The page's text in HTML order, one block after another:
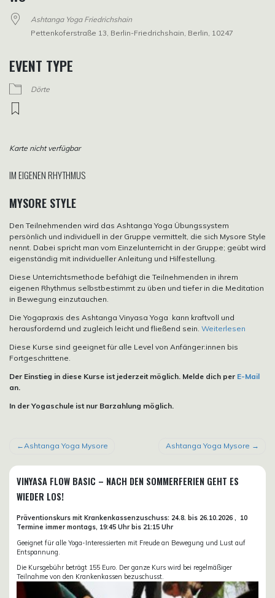
Ashtanga Yoga Friedrichshain
Pettenkoferstraße 13, Berlin-Friedrichshain, Berlin, 10247
EVENT TYPE
Dörte
Karte nicht verfügbar
IM EIGENEN RHYTHMUS
MYSORE STYLE
Den Teilnehmenden wird das Ashtanga Yoga Übungssystem
persönlich und individuell in der Gruppe vermittelt, die sich Mysore Style
nennt. Dabei spricht man vom Einzelunterricht in der Gruppe; geübt wird
eigenständig mit individueller Anleitung und Hilfestellung.
Diese Unterrichtsmethode befähigt die Teilnehmenden in ihrem
eigenen Rhythmus selbstbestimmt zu üben und tiefer in die Meditation
in Bewegung einzutauchen.
Die Yogapraxis des Ashtanga Vinyasa Yoga kann kraftvoll und
herausfordernd und zugleich leicht und fließend sein. Weiterlesen
Diese Kurse sind geeignet für alle Level von Anfänger:innen bis
Fortgeschrittene.
Der Einstieg in diese Kurse ist jederzeit möglich. Melde dich per E-Mail
an.
In der Yogaschule ist nur Barzahlung möglich.
BEITRAGSNAVIGATION
Ashtanga Yoga Mysore Ashtanga Yoga Mysore
VINYASA FLOW BASIC – NACH DEN SOMMERFERIEN GEHT ES
WIEDER LOS!
Präventionskurs mit Krankenkassenzuschuss: 24.8. bis 26.10.2026 , 10
Termine immer montags, 19:45 Uhr bis 21:15 Uhr
Geeignet für alle Yoga-Interessierten mit Freude an Bewegung und Lust auf
Entspannung.
Die Kursgebühr beträgt 155 Euro. Der ganze Kurs wird bei regelmäßiger
Teilnahme von den Krankenkassen bezuschusst.